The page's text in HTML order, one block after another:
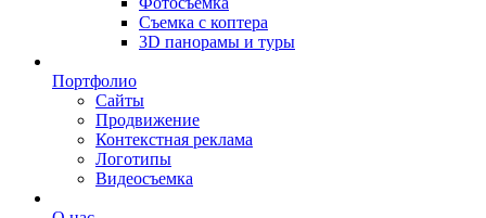
Съемка с коптера
3D панорамы и туры
Портфолио
Сайты
Продвижение
Контекстная реклама
Логотипы
Видеосъемка